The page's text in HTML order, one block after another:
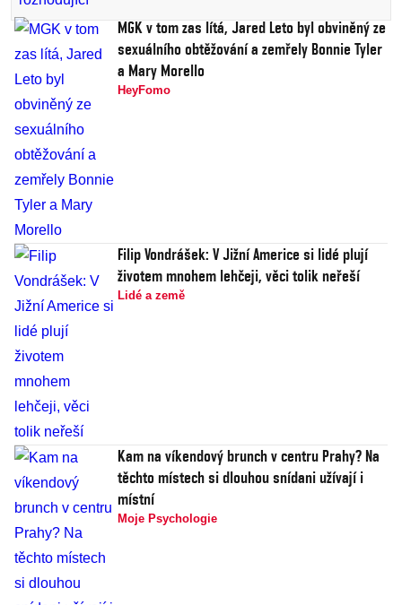
MGK v tom zas lítá, Jared Leto byl obviněný ze
sexuálního obtěžování a zemřely Bonnie Tyler
a Mary Morello
HeyFomo
Filip Vondrášek: V Jižní Americe si lidé plují
životem mnohem lehčeji, věci tolik neřeší
Lidé a země
Kam na víkendový brunch v centru Prahy? Na
těchto místech si dlouhou snídani užívají i
místní
Moje Psychologie